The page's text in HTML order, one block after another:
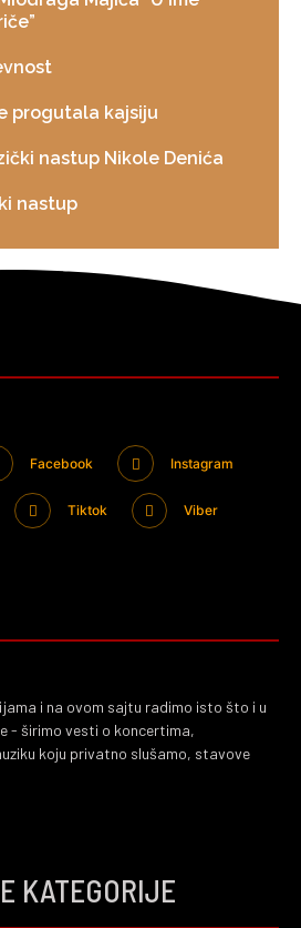
progutala kajsiju
nastup Nikole Denića
nastup
Facebook Instagram
Tiktok Viber
i na ovom sajtu radimo isto što i u
- širimo vesti o koncertima,
koju privatno slušamo, stavove
KATEGORIJE